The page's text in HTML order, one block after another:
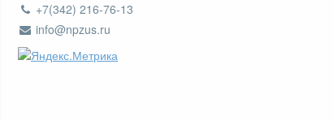
+7(342) 216-76-13
info@npzus.ru